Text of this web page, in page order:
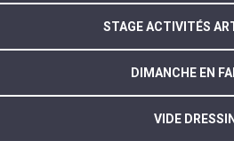
STAGE ACTIVITÉS
DIMANCHE EN
VIDE